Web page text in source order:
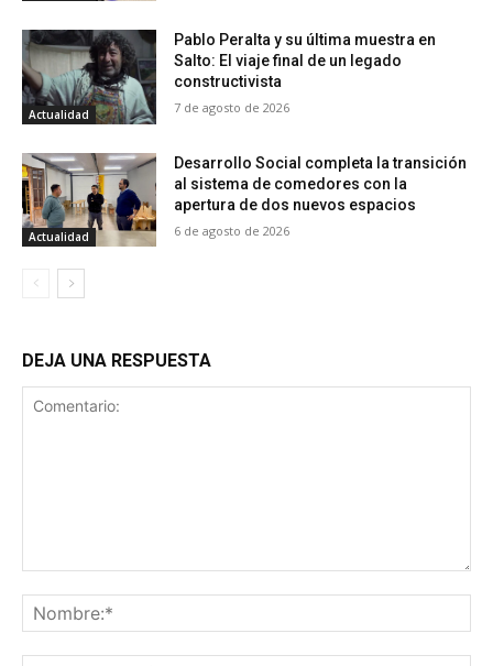
Actualidad
Pablo Peralta y su última muestra en
Salto: El viaje final de un legado
constructivista
7 de agosto de 2026
Actualidad
Desarrollo Social completa la transición
al sistema de comedores con la
apertura de dos nuevos espacios
6 de agosto de 2026
DEJA UNA RESPUESTA